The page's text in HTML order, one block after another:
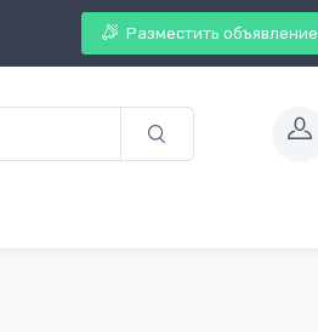
Разместить объявление